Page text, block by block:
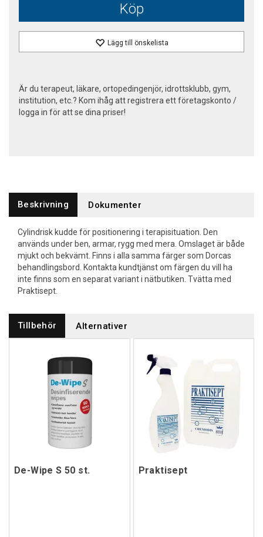
Köp
Lägg till önskelista
Är du terapeut, läkare, ortopedingenjör, idrottsklubb, gym,
institution, etc.? Kom ihåg att registrera ett företagskonto /
logga in för att se dina priser!
Beskrivning Dokumenter
Cylindrisk kudde för positionering i terapisituation. Den
används under ben, armar, rygg med mera. Omslaget är både
mjukt och bekvämt. Finns i alla samma färger som Dorcas
behandlingsbord. Kontakta kundtjänst om färgen du vill ha
inte finns som en separat variant i nätbutiken. Tvätta med
Praktisept.
Tillbehör Alternativer
De-Wipe S 50 st. Praktisept